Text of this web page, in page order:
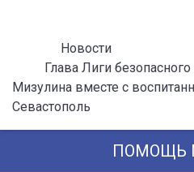
Новости
Глава Лиги
Мизулина вместе с
Севастополь
ПОМОЩЬ